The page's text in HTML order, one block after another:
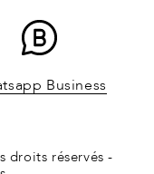
Business
droits réservés -